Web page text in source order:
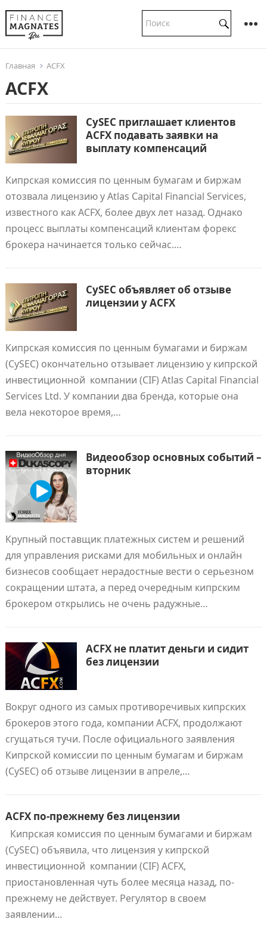
Главная ACFX
ACFX
CySEC приглашает клиентов
ACFX подавать заявки на
выплату компенсаций
Кипрская комиссия по ценным бумагам и биржам
отозвала лицензию у Atlas Capital Financial Services,
известного как ACFX, более двух лет назад. Однако
процесс выплаты компенсаций клиентам форекс
брокера начинается только сейчас.…
CySEC объявляет об отзыве
лицензии у ACFX
Кипрская комиссия по ценным бумагами и биржам
(CySEC) окончательно отзывает лицензию у кипрской
инвестиционной компании (CIF) Atlas Capital Financial
Services Ltd. У компании два бренда, которые она
вела некоторое время,…
Видеообзор основных событий –
вторник
Крупный поставщик платежных систем и решений
для управления рисками для мобильных и онлайн
бизнесов сообщает нерадостные вести о серьезном
сокращении штата, а перед очередным кипрским
брокером открылись не очень радужные…
ACFX не платит деньги и сидит
без лицензии
Вокруг одного из самых противоречивых кипрских
брокеров этого года, компании ACFX, продолжают
сгущаться тучи. После официального заявления
Кипрской комиссии по ценным бумагам и биржам
(CySEC) об отзыве лицензии в апреле,…
ACFX по-прежнему без лицензии
Кипрская комиссия по ценным бумагами и биржам
(CySEC) объявила, что лицензия у кипрской
инвестиционной компании (CIF) ACFX,
приостановленная чуть более месяца назад, по-
прежнему не действует. Регулятор в своем
заявлении…